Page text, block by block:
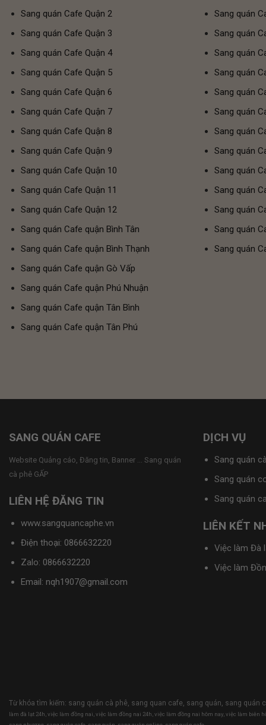
Sang quán Cafe Quận 2
Sang quán Cafe Quận 3
Sang quán Cafe Quận 4
Sang quán Cafe Quận 5
Sang quán Cafe Quận 6
Sang quán Cafe Quận 7
Sang quán Cafe Quận 8
Sang quán Cafe Quận 9
Sang quán Cafe Quận 10
Sang quán Cafe Quận 11
Sang quán Cafe Quận 12
Sang quán Cafe quận Bình Tân
Sang quán Cafe quận Bình Thạnh
Sang quán Cafe quận Gò Vấp
Sang quán Cafe quận Phú Nhuận
Sang quán Cafe quận Tân Bình
Sang quán Cafe quận Tân Phú
Sang quán
Sang quán
Sang quán
Sang quán
Sang quán
Sang quán
Sang quán
Sang quán
Sang quán
Sang quán
Sang quán
Sang quán
Sang quán
SANG QUÁN CAFE
Website Quảng cáo, Đăng tin, Banner ... Sang quán
cà phê GẤP
LIÊN HỆ ĐĂNG TIN
www.sangquancaphe.vn
Điện thoại: 0866632220
Zalo: 0866632220
Email: nqh1907@gmail.com
DỊCH VỤ
Sang quán
Sang quán
Sang quán
LIÊN KẾT
Việc làm Đà
Việc làm
Từ khóa tìm kiếm: sang quán cà phê, sang quan cafe, sang quán, sang quán
làm đà lạt 24h,việc làm đồng nai,việc làm đồng nai 24h,việc làm đồng nai hôm nay,việc làm biên